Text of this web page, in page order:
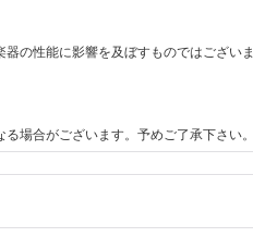
の性能に影響を及ぼすものではございま
場合がございます。予めご了承下さい。